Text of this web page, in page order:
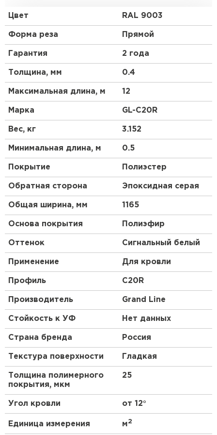
профиль чем у профнастила 10 выглядит более
материал для частного коттеджного
Цвет RAL 9003
Форма реза Прямой
Гарантия 2 года
Толщина, мм 0.4
Максимальная длина, м 12
Марка GL-С20R
Вес, кг 3.152
Минимальная длина, м 0.5
Покрытие Полиэстер
Обратная сторона Эпоксидная серая
Общая ширина, мм 1165
Основа покрытия Полиэфир
Оттенок Сигнальный белый
Применение Для кровли
Профиль C20R
Производитель Grand Line
Стойкость к УФ Нет данных
Страна бренда Россия
Текстура поверхности Гладкая
Толщина полимерного
покрытия, мкм
25
Угол кровли от 12°
Единица измерения м2